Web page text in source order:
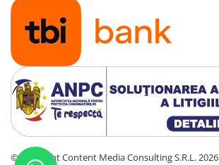
©Copyright Content Media Consulting S.R.L. 2026